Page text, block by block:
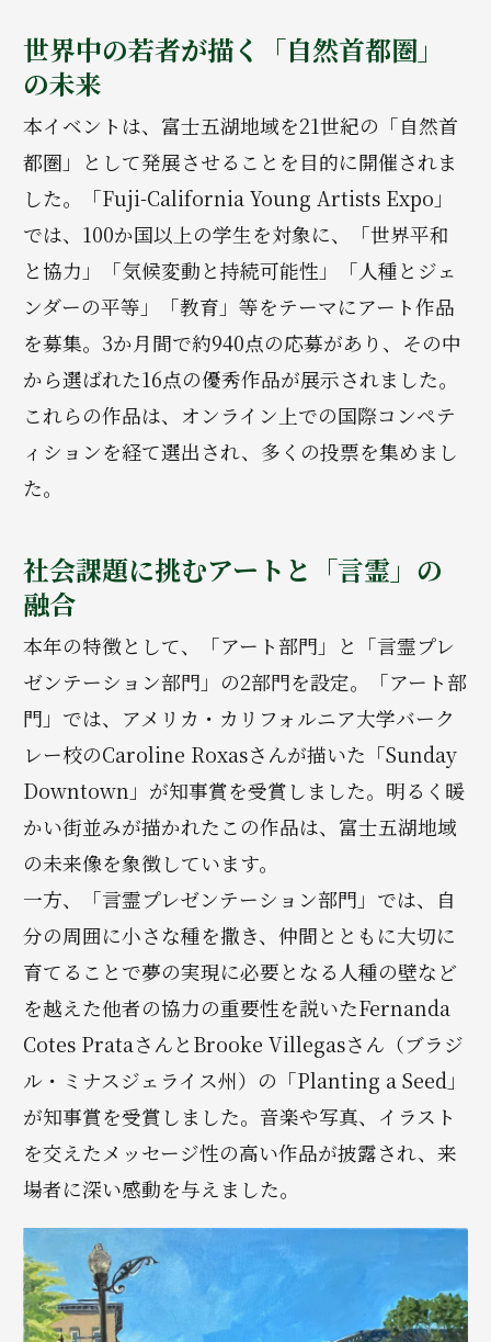
世界中の若者が描く「自然首都圏」
の未来
本イベントは、富士五湖地域を21世紀の「自然首
都圏」として発展させることを目的に開催されま
した。「Fuji-California Young Artists Expo」
では、100か国以上の学生を対象に、「世界平和
と協力」「気候変動と持続可能性」「人種とジェ
ンダーの平等」「教育」等をテーマにアート作品
を募集。3か月間で約940点の応募があり、その中
から選ばれた16点の優秀作品が展示されました。
これらの作品は、オンライン上での国際コンペテ
ィションを経て選出され、多くの投票を集めまし
た。
社会課題に挑むアートと「言霊」の
融合
本年の特徴として、「アート部門」と「言霊プレ
ゼンテーション部門」の2部門を設定。「アート部
門」では、アメリカ・カリフォルニア大学バーク
レー校のCaroline Roxasさんが描いた「Sunday
Downtown」が知事賞を受賞しました。明るく暖
かい街並みが描かれたこの作品は、富士五湖地域
の未来像を象徴しています。
一方、「言霊プレゼンテーション部門」では、自
分の周囲に小さな種を撒き、仲間とともに大切に
育てることで夢の実現に必要となる人種の壁など
を越えた他者の協力の重要性を説いたFernanda
Cotes PrataさんとBrooke Villegasさん（ブラジ
ル・ミナスジェライス州）の「Planting a Seed」
が知事賞を受賞しました。音楽や写真、イラスト
を交えたメッセージ性の高い作品が披露され、来
場者に深い感動を与えました。